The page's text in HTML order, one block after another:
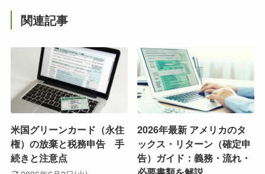
関連記事
米国グリーンカード（永住
権）の放棄と税務申告 手
続きと注意点
2026年最新 アメリカのタ
ックス・リターン（確定申
告）ガイド：義務・流れ・